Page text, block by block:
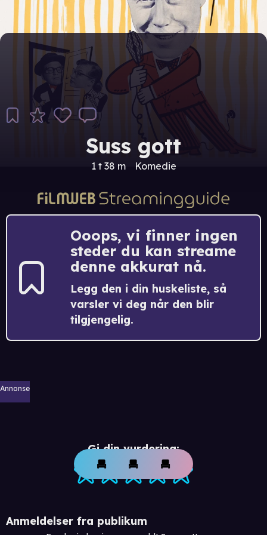
Suss gott
1 t 38 m Komedie
Ooops, vi finner ingen
steder du kan streame
denne akkurat nå.
Legg den i din huskeliste, så
varsler vi deg når den blir
tilgjengelig.
Annonse
Gi din vurdering:
Anmeldelser fra publikum